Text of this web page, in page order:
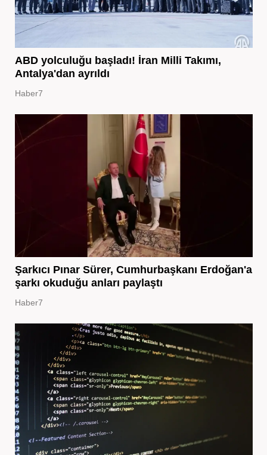
ABD yolculuğu başladı! İran Milli Takımı,
Antalya'dan ayrıldı
Haber7
Şarkıcı Pınar Sürer, Cumhurbaşkanı Erdoğan'a
şarkı okuduğu anları paylaştı
Haber7